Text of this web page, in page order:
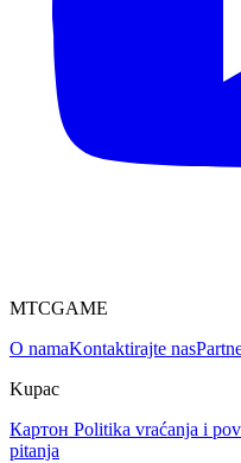
MTCGAME
O namaKontaktirajte nas
Kupac
Картон Politika vraćanja i
pitanja